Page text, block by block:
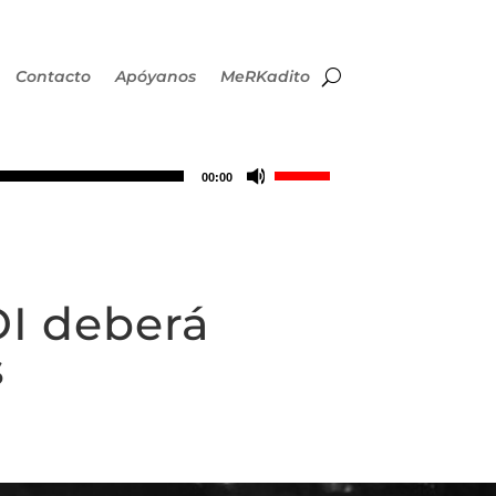
Contacto Apóyanos MeRKadito
00:00
Utiliza
deberá